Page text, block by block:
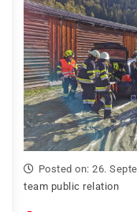
Posted on: 26.
team public relation